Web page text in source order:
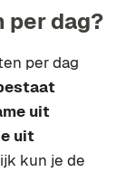
per dag?
per dag
uit
uit
kun je de